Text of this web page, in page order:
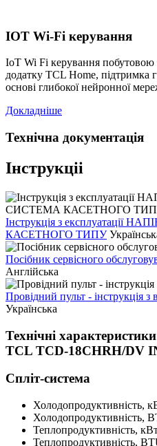
IOT Wi-Fi керування
IoT Wi Fi керування
додатку TCL Home, підтримка
основі глибокої нейронної
Докладніше
Технічна документація
Інструкціі
Інструкція з
КАСЕТНОГО ТИПУ
Посібник сервісного
Англійська
Провідний пульт - інструкція з
Українська
Технічні характеристики
TCL TCD-18CHRH/DV
Спліт-система
Холодопродуктивність,
Холодопродуктивність,
Теплопродуктивність,
Теплопродуктивність,